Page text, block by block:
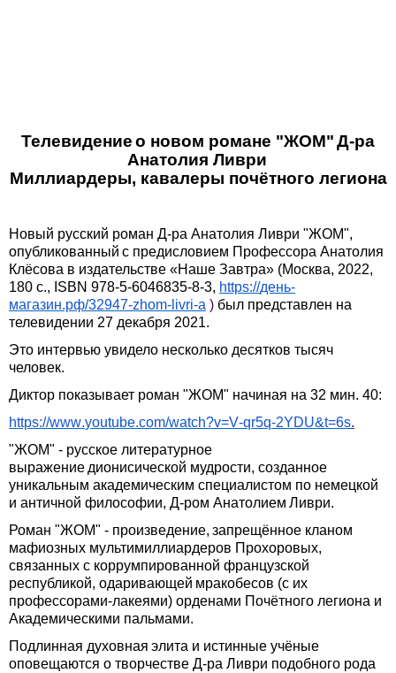
Телевидениео новом романе "ЖОМ"Д-ра
Анатолия Ливри
Миллиардеры, кавалеры почëтного легиона
Новый русский роман Д-ра Анатолия Ливри "ЖОМ",
опубликованный с предисловием Профессора Анатолия
Клёсова в издательстве «Наше Завтра» (Москва, 2022,
180 с., ISBN 978-5-6046835-8-3, https://день-
магазин.рф/32947-zhom- livri-a ) был представлен на
телевидении 27 декабря 2021.
Это интервью увидело несколько десятков тысяч
человек.
Диктор показывает роман "ЖОМ" начиная на 32 мин. 40:
https://www.youtube.com/watch?v=V-qr5q-2YDU&t=6s.
"ЖОМ" - русское литературное
выражение дионисической мудрости, созданное
уникальным академическим специалистом по немецкой
и античной философии, Д-ром Анатолием Ливри.
Роман "ЖОМ" - произведение, запрещëнное кланом
мафиозных мультимиллиардеров Прохоровых,
связанных с коррумпированной французской
республикой, одаривающей мракобесов (с их
профессорами-лакеями) орденами Почëтного легиона и
Академическими пальмами.
Подлинная духовная элита и истинные учëные
оповещаются о творчестве Д-ра Ливри подобного рода